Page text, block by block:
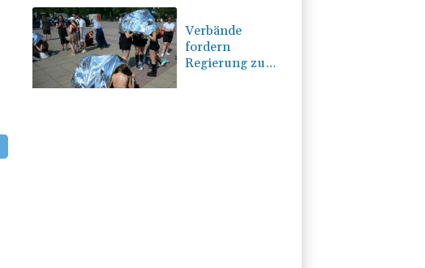
empfangen
Verbände
fordern
Regierung zu